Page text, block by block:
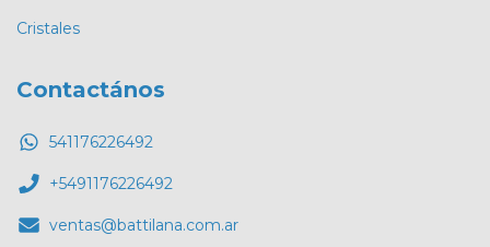
Cristales
Contactános
541176226492
+5491176226492
ventas@battilana.com.ar